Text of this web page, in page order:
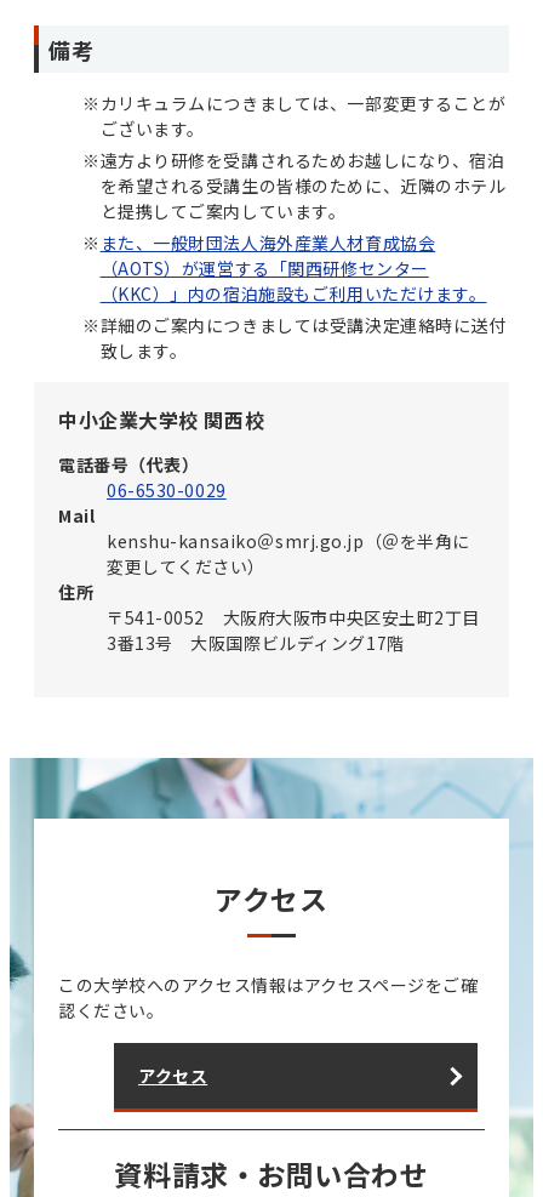
備考
※ カリキュラムにつきましては、一部変更することが
ございます。
※遠方より研修を受講されるためお越しになり、宿泊
を希望される受講生の皆様のために、近隣のホテル
と提携してご案内しています。
※ また、一般財団法人海外産業人材育成協会
（AOTS）が運営する「関西研修センター
（KKC）」内の宿泊施設もご利用いただけます。
※詳細のご案内につきましては受講決定連絡時に送付
致します。
中小企業大学校 関西校
電話番号（代表）
06-6530-0029
Mail
kenshu-kansaiko＠smrj.go.jp（＠を半角に
変更してください）
住所
〒541-0052 大阪府大阪市中央区安土町2丁目
3番13号 大阪国際ビルディング17階
アクセス
この大学校へのアクセス情報はアクセスページをご確
認ください。
アクセス
資料請求・お問い合わせ